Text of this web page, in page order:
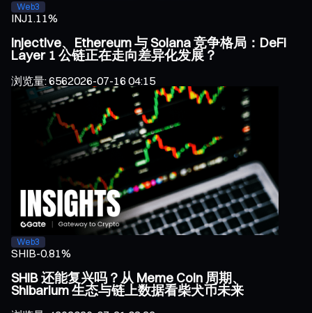
Web3
INJ1.11%
Injective、Ethereum 与 Solana 竞争格局：DeFi
Layer 1 公链正在走向差异化发展？
浏览量:6562026-07-16 04:15
Web3
SHIB-0.81%
SHIB 还能复兴吗？从 Meme Coin 周期、
Shibarium 生态与链上数据看柴犬币未来